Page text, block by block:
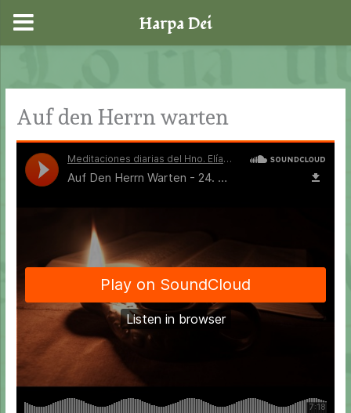
springen
Auf den Herrn warten
Harpa Dei